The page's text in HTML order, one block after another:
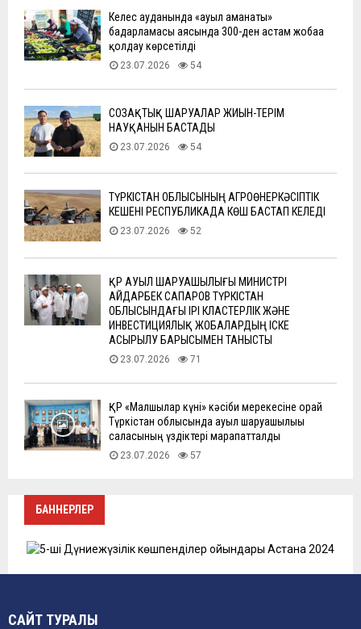
Келес ауданында «ауыл аманаты»
бағдарламасы аясында 300-ден астам жобаға
қолдау көрсетілді
23.07.2026 54
СОЗАҚТЫҚ ШАРУАЛАР ЖИЫН-ТЕРІМ
НАУҚАНЫН БАСТАДЫ
23.07.2026 54
ТҮРКІСТАН ОБЛЫСЫНЫҢ АГРОӨНЕРКӘСІПТІК
КЕШЕНІ РЕСПУБЛИКАДА КӨШ БАСТАП КЕЛЕДІ
23.07.2026 52
ҚР АУЫЛ ШАРУАШЫЛЫҒЫ МИНИСТРІ
АЙДАРБЕК САПАРОВ ТҮРКІСТАН
ОБЛЫСЫНДАҒЫ ІРІ КЛАСТЕРЛІК ЖӘНЕ
ИНВЕСТИЦИЯЛЫҚ ЖОБАЛАРДЫҢ ІСКЕ
АСЫРЫЛУ БАРЫСЫМЕН ТАНЫСТЫ
23.07.2026 71
ҚР «Малшылар күні» кәсіби мерекесіне орай
Түркістан облысында ауыл шаруашылығы
саласының үздіктері марапатталды
23.07.2026 57
БАННЕРЛЕР
САЙТ ТУРАЛЫ